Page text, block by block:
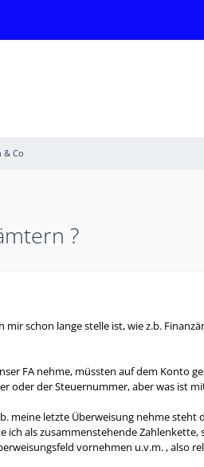
& Co
?
mir schon lange stelle ist, wie z.b.
FA nehme, müssten auf dem Konto
oder der Steuernummer, aber was ist
meine letzte Überweisung nehme
ich als zusammenstehende
vornehmen u.v.m. , also